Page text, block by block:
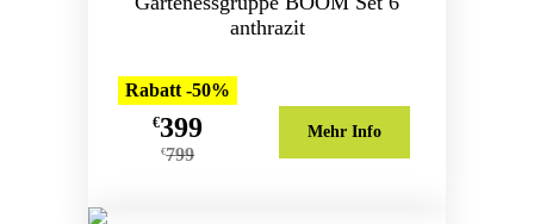
anthrazit
Rabatt -50%
€399
€799
Mehr Info